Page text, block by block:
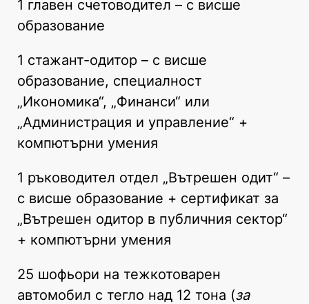
1 главен счетоводител – с висше
образование
1 стажант-одитор – с висше
образование, специалност
„Икономика“, „Финанси“ или
„Администрация и управление“ +
компютърни умения
1 ръководител отдел „Вътрешен одит“ –
с висше образование + сертификат за
„Вътрешен одитор в публичния сектор“
+ компютърни умения
25 шофьори на тежкотоварен
автомобил с тегло над 12 тона (за